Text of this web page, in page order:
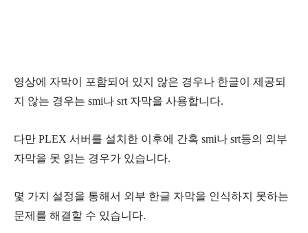
영상에 자막이 포함되어 있지 않은 경우나 한글이 제공되
지 않는 경우는 smi나 srt 자막을 사용합니다.
다만 PLEX 서버를 설치한 이후에 간혹 smi나 srt등의 외부
자막을 못 읽는 경우가 있습니다.
몇 가지 설정을 통해서 외부 한글 자막을 인식하지 못하는
문제를 해결할 수 있습니다.